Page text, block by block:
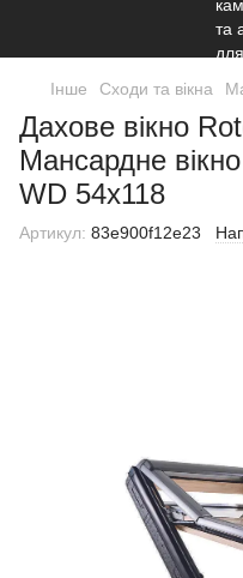
Інше Сходи та вікна
Дахове вікно
Мансардне
WD 54x118
Артикул: 83e900f12e23